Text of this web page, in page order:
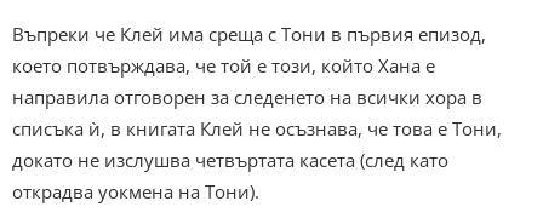
Въпреки че Клей има среща с Тони в първия епизод,
което потвърждава, че той е този, който Хана е
направила отговорен за следенето на всички хора в
списъка ѝ, в книгата Клей не осъзнава, че това е Тони,
докато не изслушва четвъртата касета (след като
открадва уокмена на Тони).